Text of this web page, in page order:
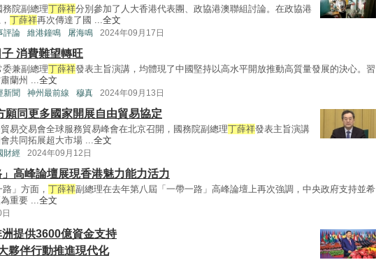
院副總理丁薛祥分別參加了人大香港代表團、政協港澳聯組討論。在政協港
丁薛祥再次傳達了國 ...全文
評論 維港鐘鳴 屠海鳴 2024年09月17日
消費難望轉旺
兼副總理丁薛祥發表主旨演講，均體現了中國堅持以高水平開放推動高質量發展的決心。習
蘭州 ...全文
新聞 神州最前線 穆真 2024年09月13日
願同更多國家開展自由貿易協定
易交易會全球服務貿易峰會在北京召開，國務院副總理丁薛祥發表主旨演講
共同拓展超大市場 ...全文
財經 2024年09月12日
」高峰論壇展現香港魅力能力活力
」方面， 丁薛祥副總理在去年第八屆「一帶一路」高峰論壇上再次強調，中央政府支持並希
重要 ...全文
提供3600億資金支持
夥伴行動推進現代化